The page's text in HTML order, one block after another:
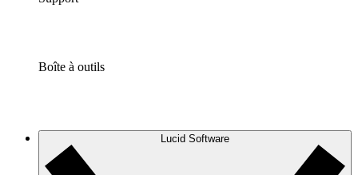
Boîte à outils
Lucid Software